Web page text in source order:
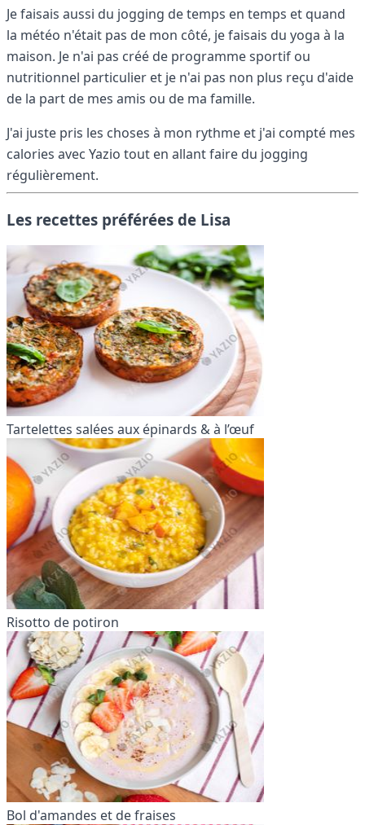
Je faisais aussi du jogging de temps en temps et quand
la météo n'était pas de mon côté, je faisais du yoga à la
maison. Je n'ai pas créé de programme sportif ou
nutritionnel particulier et je n'ai pas non plus reçu d'aide
de la part de mes amis ou de ma famille.
J'ai juste pris les choses à mon rythme et j'ai compté mes
calories avec Yazio tout en allant faire du jogging
régulièrement.
Les recettes préférées de Lisa
Tartelettes salées aux épinards & à l’œuf
Risotto de potiron
Bol d'amandes et de fraises